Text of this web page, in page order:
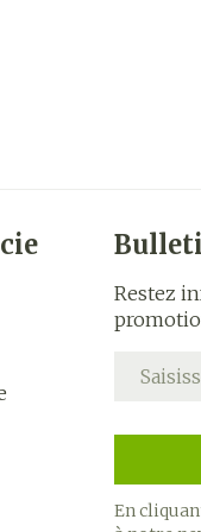
Restez
Adresse
En